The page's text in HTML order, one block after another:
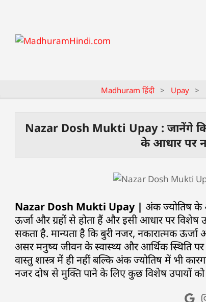
Madhuram हिंदी > Upay >
Nazar Dosh Mukti Upay : जानेंगे
के आधार पर
Nazar Dosh Mukti Upay | अंक ज्योतिष के
ऊर्जा और ग्रहों से होता हैं और इसी आधार पर विशेष
सकता है. मान्यता है कि बुरी नजर, नकारात्मक
असर मनुष्य जीवन के स्वास्थ्य और आर्थिक स्थिति
वास्तु शास्त्र में ही नहीं बल्कि अंक ज्योतिष में भी
नजर दोष से मुक्ति पाने के लिए कुछ विशेष उपायों को